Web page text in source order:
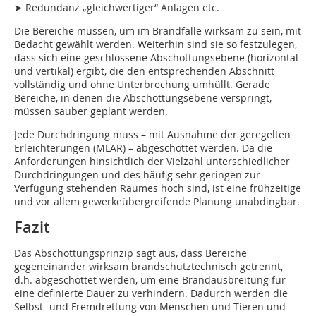
➤ Redundanz „gleichwertiger“ Anlagen etc.
Die Bereiche müssen, um im Brandfalle wirksam zu sein, mit
Bedacht gewählt werden. Weiterhin sind sie so festzulegen,
dass sich eine geschlossene Abschottungsebene (horizontal
und vertikal) ergibt, die den entsprechenden Abschnitt
vollständig und ohne Unterbrechung umhüllt. Gerade
Bereiche, in denen die Abschottungsebene verspringt,
müssen sauber geplant werden.
Jede Durchdringung muss – mit Ausnahme der geregelten
Erleichterungen (MLAR) – abgeschottet werden. Da die
Anforderungen hinsichtlich der Vielzahl unterschiedlicher
Durchdringungen und des häufig sehr geringen zur
Verfügung stehenden Raumes hoch sind, ist eine frühzeitige
und vor allem gewerkeübergreifende Planung unabdingbar.
Fazit
Das Abschottungsprinzip sagt aus, dass Bereiche
gegeneinander wirksam brandschutztechnisch getrennt,
d.h. abgeschottet werden, um eine Brandausbreitung für
eine definierte Dauer zu verhindern. Dadurch werden die
Selbst- und Fremdrettung von Menschen und Tieren und